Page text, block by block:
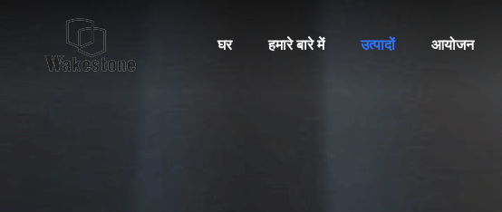
घर हमारे बारे में उत्पादों आयोजन